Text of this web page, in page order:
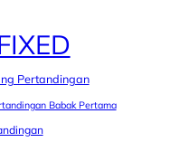
Pertandingan
Babak Pertama